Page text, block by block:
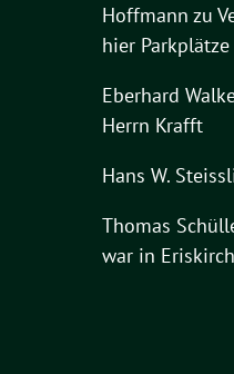
Hoffmann zu
hier
Eberhard
Herrn Krafft
Hans W.
Thomas
war in Eriskirch